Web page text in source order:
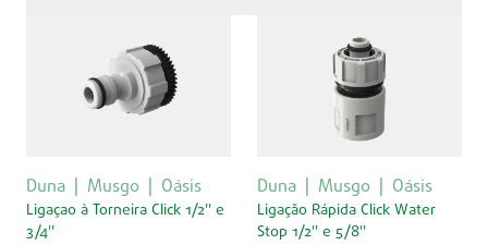
Duna Musgo Oásis
Ligaçao à Torneira Click 1/2'' e
3/4''
Duna Musgo Oásis
Ligação Rápida Click Water
Stop 1/2'' e 5/8''